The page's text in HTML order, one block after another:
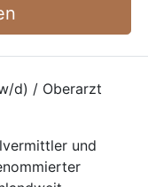
d) / Oberarzt
und